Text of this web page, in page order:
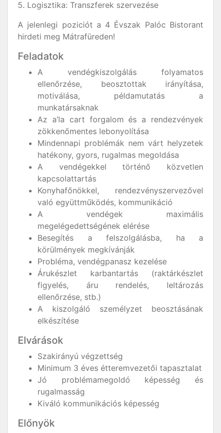
5. Logisztika: Transzferek szervezése
A jelenlegi poziciót a 4 Évszak Palóc Bistorant
hirdeti meg Mátrafüreden!
Feladatok
A vendégkiszolgálás folyamatos
ellenőrzése, beosztottak irányítása,
motiválása, példamutatás a
munkatársaknak
Az a’la cart forgalom és a rendezvények
zökkenőmentes lebonyolítása
Mindennapi problémák nem várt helyzetek
hatékony, gyors, rugalmas megoldása
A vendégekkel történő közvetlen
kapcsolattartás
Konyhafőnökkel, rendezvényszervezővel
való együttműködés, kommunikáció
A vendégek maximális
megelégedettségének elérése
Besegítés a felszolgálásba, ha a
körülmények megkívánják
Probléma, vendégpanasz kezelése
Árukészlet karbantartás (raktárkészlet
figyelés, áru rendelés, leltározás
ellenőrzése, stb.)
A kiszolgáló személyzet beosztásának
elkészítése
Elvárások
Szakirányú végzettség
Minimum 3 éves étteremvezetői tapasztalat
Jó problémamegoldó képesség és
rugalmasság
Kiváló kommunikációs képesség
Előnyök